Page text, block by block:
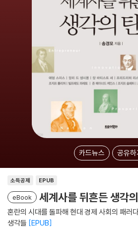
카드뉴스 공유하
소득공제 EPUB
eBook 세계사를 뒤흔든 생각
혼란의 시대를 돌파해 현대 경제 사회의 패러
생각들 EPUB